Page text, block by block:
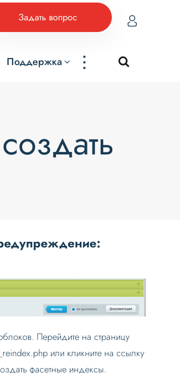
Задать вопрос
Поддержка ...
Перейдите на страницу
или кликните на ссылку
фасетные индексы.